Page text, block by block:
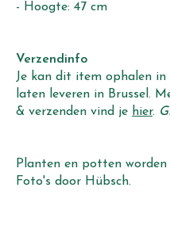
- Hoogte: 47 cm
Verzendinfo
Je kan dit item ophalen
laten leveren in Brussel.
& verzenden vind je hier.
Planten en potten
Foto's door Hübsch.